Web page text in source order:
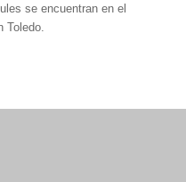
se encuentran en el
Toledo.